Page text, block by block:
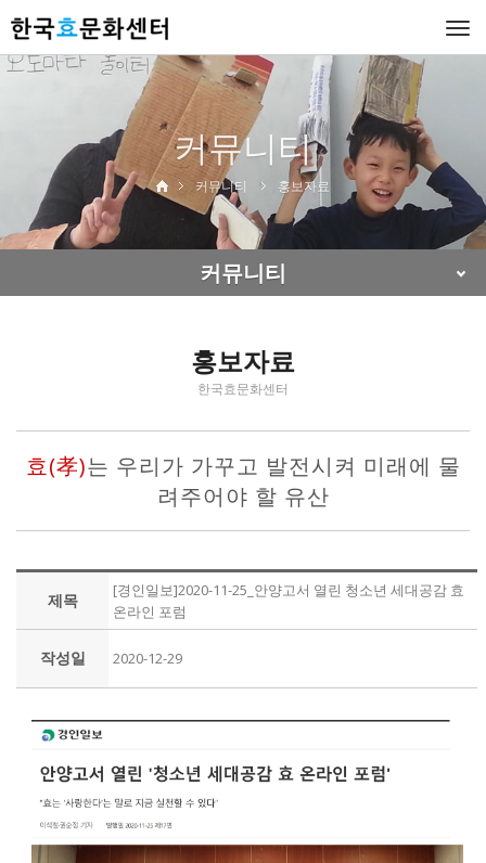
커뮤니티
커뮤니티 홍보자료
커뮤니티
홍보자료
한국효문화센터
효(孝)는 우리가 가꾸고 발전시켜 미래에 물
려주어야 할 유산
제목
[경인일보]2020-11-25_안양고서 열린 청소년 세대공감 효
온라인 포럼
작성일 2020-12-29